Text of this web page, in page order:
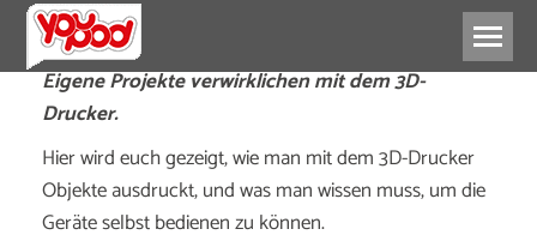
Eigene Projekte verwirklichen mit dem 3D-
Drucker.
Hier wird euch gezeigt, wie man mit dem 3D-Drucker
Objekte ausdruckt, und was man wissen muss, um die
Geräte selbst bedienen zu können.